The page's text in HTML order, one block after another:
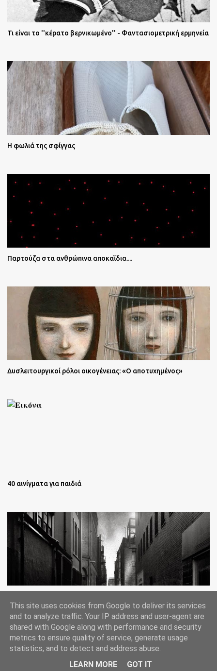
Τι είναι το ''κέρατο βερνικωμένο'' - Φαντασιομετρική ερμηνεία
Η φωλιά της σφίγγας
Παρτούζα στα ανθρώπινα αποκαΐδια....
Δυσλειτουργικοί ρόλοι οικογένειας: «Ο αποτυχημένος»
40 αινίγματα για παιδιά
Lee Jeffries
Από το Blogger
This site uses cookies from Google to deliver its services
and to analyze traffic. Your IP address and user-agent are
shared with Google along with performance and security
metrics to ensure quality of service, generate usage
statistics, and to detect and address abuse.
LEARN MORE
GOT IT